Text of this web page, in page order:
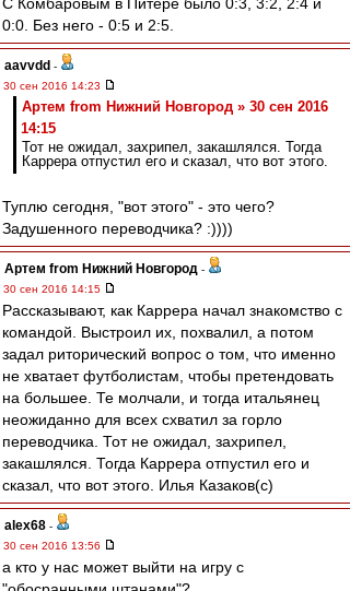
0:0. Без него - 0:5 и 2:5.
aavvdd -
30 сен 2016 14:23
Артем from Нижний Новгород » 30 сен 2016
14:15
Тот не ожидал, захрипел, закашлялся. Тогда
Каррера отпустил его и сказал, что вот этого.
Туплю сегодня, "вот этого" - это чего?
Задушенного переводчика? :))))
Артем from Нижний Новгород -
30 сен 2016 14:15
Рассказывают, как Каррера начал знакомство с
командой. Выстроил их, похвалил, а потом
задал риторический вопрос о том, что именно
не хватает футболистам, чтобы претендовать
на большее. Те молчали, и тогда итальянец
неожиданно для всех схватил за горло
переводчика. Тот не ожидал, захрипел,
закашлялся. Тогда Каррера отпустил его и
сказал, что вот этого. Илья Казаков(с)
alex68 -
30 сен 2016 13:56
а кто у нас может выйти на игру с